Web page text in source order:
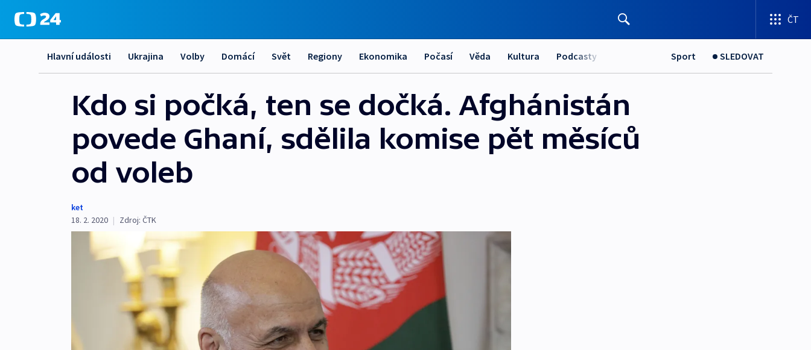
ČT
Hlavní události Ukrajina Volby Domácí Svět Regiony Ekonomika Počasí Věda Kultura Podcasty Sport SLEDOVAT
Kdo si počká, ten se dočká. Afghánistán
povede Ghaní, sdělila komise pět měsíců
od voleb
ket
18. 2. 2020 | Zdroj: ČTK